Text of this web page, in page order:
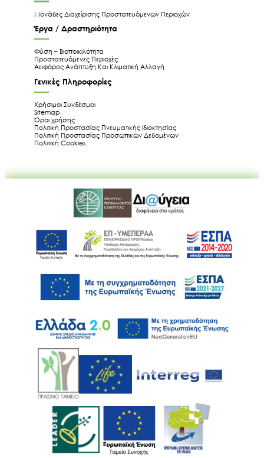
Μονάδες Διαχείρισης Προστατευόμενων Περιοχών
Έργα / Δραστηριότητα
Φύση – Βιοποικιλότητα
Προστατευόμενες Περιοχές
Αειφόρος Ανάπτυξη Και Κλιματική Αλλαγή
Γενικές Πληροφορίες
Χρήσιμοι Συνδέσμοι
Sitemap
Όροι χρήσης
Πολιτική Προστασίας Πνευματικής Ιδιοκτησίας
Πολιτική Προστασίας Προσωπικών Δεδομένων
Πολιτική Cookies